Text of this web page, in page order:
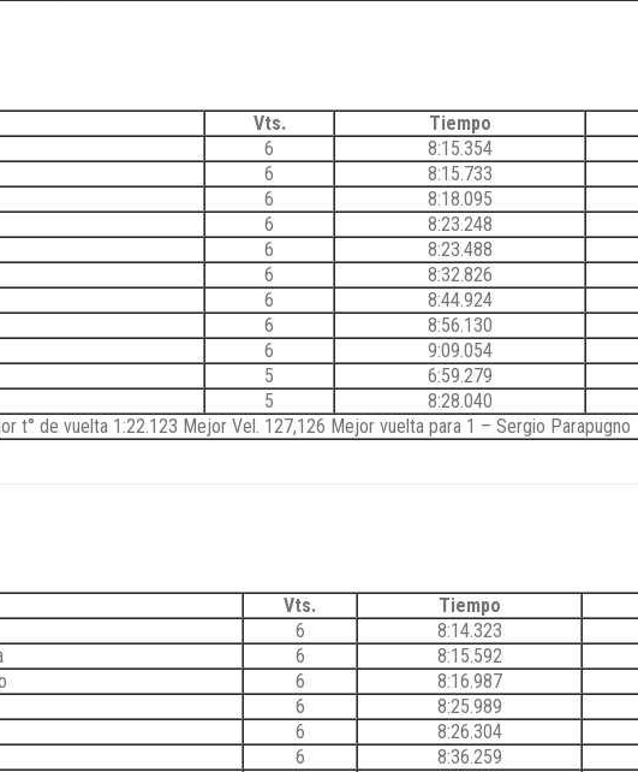
Vts. Tiempo
6
8:15.354
6 8:15.733
6 8:18.095
6 8:23.248
6 8:23.488
6 8:32.826
6 8:44.924
6 8:56.130
6 9:09.054
5 6:59.279
5 8:28.040
t° de vuelta 1:22.123 Mejor Vel. 127,126 Mejor vuelta para 1 – Sergio Parapugno
Vts. Tiempo
6
8:14.323
6 8:15.592
6 8:16.987
6 8:25.989
6 8:26.304
6 8:36.259